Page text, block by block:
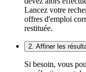
Lancez votre
offres d'emploi
restituée.
2. Affiner les
Si besoin, vous